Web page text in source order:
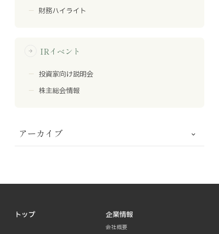
財務ハイライト
arrow_forward IRイベント
投資家向け説明会
株主総会情報
アーカイブ
トップ 企業情報
会社概要